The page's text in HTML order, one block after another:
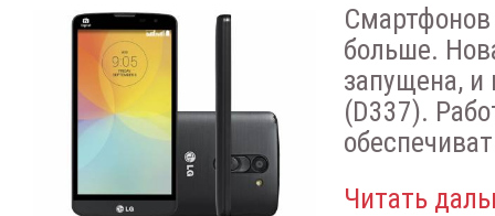
Смартфонов
больше.
запущена, и
(D337).
Читать